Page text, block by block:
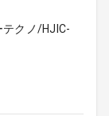
クノ/HJIC-